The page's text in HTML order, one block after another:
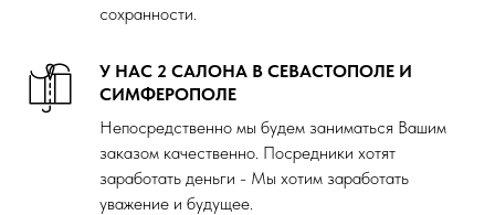
сохранности.
У НАС 2 САЛОНА В СЕВАСТОПОЛЕ И
СИМФЕРОПОЛЕ
Непосредственно мы будем заниматься Вашим
заказом качественно. Посредники хотят
заработать деньги - Мы хотим заработать
уважение и будущее.